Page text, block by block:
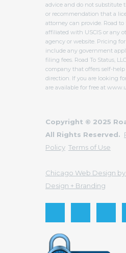
advice and do not substitute
or recommendation that a
attorney can provide. Road to
affiliated with USCIS or any
agency or website. Pricing
include any government
filing fees. Road To Status,
company that offers self-help
direction. If you are looking
are available for free at
Copyright © 2025
All Rights Reserved.
Policy Terms of Use
Chicago Web Design
Design + Branding